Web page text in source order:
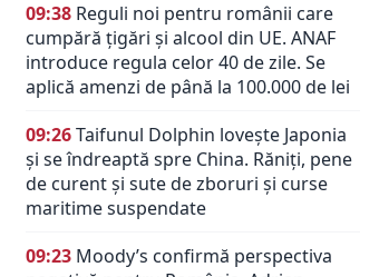
09:38 Reguli noi pentru românii care
cumpără țigări și alcool din UE. ANAF
introduce regula celor 40 de zile. Se
aplică amenzi de până la 100.000 de lei
09:26Taifunul Dolphin lovește Japonia
și se îndreaptă spre China. Răniți, pene
de curent și sute de zboruri și curse
maritime suspendate
09:23 Moody’s confirmă perspectiva